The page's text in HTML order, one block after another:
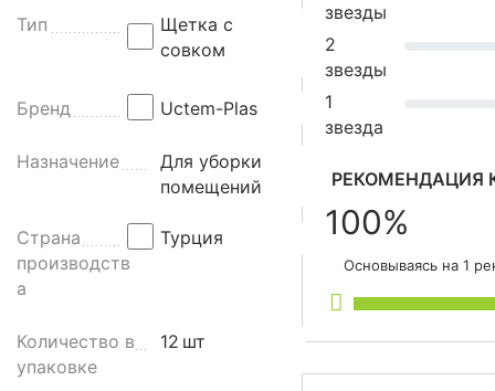
т
й
л
о
t
e
Тип
Щетка с
совком
Бренд Uctem-Plas
Назначение
Для уборки
помещений
Страна
производств
а
Турция
Количество в
упаковке
12 шт
звезды
2
звезды
1
звезда
РЕКОМЕНДАЦИЯ
100%
Основываясь на 1